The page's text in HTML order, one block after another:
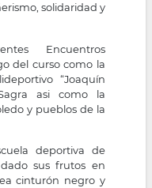
solidaridad y
Encuentros
del curso como la
“Joaquín
asi como la
y pueblos de la
deportiva de
sus frutos en
cinturón negro y